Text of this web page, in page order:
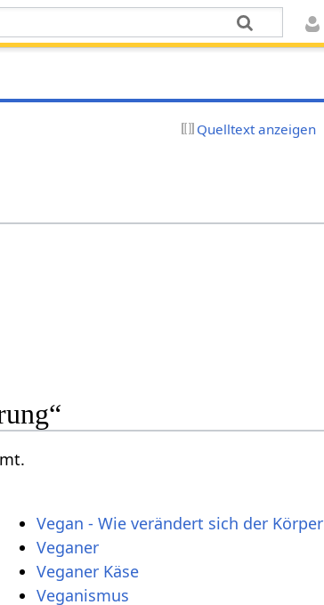
Quelltext anzeigen
Vegan - Wie verändert sich der Körper
Veganer
Veganer Käse
Veganismus